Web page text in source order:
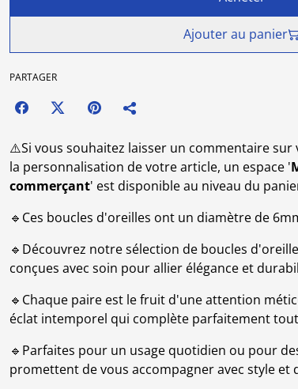
Ajouter au panier
PARTAGER
⚠️Si vous souhaitez laisser un commentaire
la personnalisation de votre article, un espace '
commerçant' est disponible au niveau du
🔹Ces boucles d'oreilles ont un diamètre de
🔹Découvrez notre sélection de boucles
conçues avec soin pour allier élégance et
🔹Chaque paire est le fruit d'une attention
éclat intemporel qui complète parfaitement
🔹Parfaites pour un usage quotidien ou pour
promettent de vous accompagner avec style et